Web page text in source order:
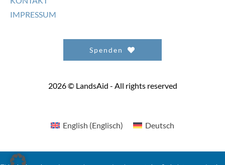
KONTAKT
IMPRESSUM
Spenden
2026 © LandsAid - All rights reserved
English (Englisch) Deutsch